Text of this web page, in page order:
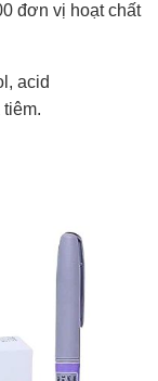
đơn vị hoạt chất
acid